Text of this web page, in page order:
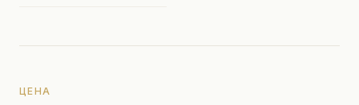
ЦЕНА